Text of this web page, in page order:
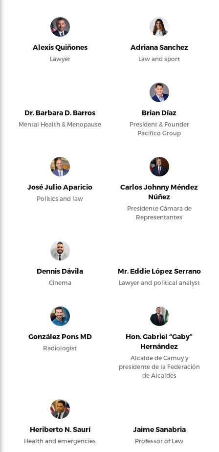
Alexis Quiñones
Lawyer
Adriana Sanchez
Law and sport
Dr. Barbara D. Barros
Mental Health & Menopause
Brian Díaz
President & Founder
Pacifico Group
José Julio Aparicio
Politics and law
Carlos Johnny Méndez
Núñez
Presidente Cámara de
Representantes
Dennis Dávila
Cinema
Mr. Eddie López Serrano
Lawyer and political analyst
González Pons MD
Radiologist
Hon. Gabriel “Gaby”
Hernández
Alcalde de Camuy y
presidente de la Federación
de Alcaldes
Heriberto N. Saurí
Health and emergencies
Jaime Sanabria
Professor of Law